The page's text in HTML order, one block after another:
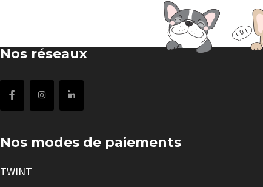
Nos réseaux
Nos modes de paiements
TWINT